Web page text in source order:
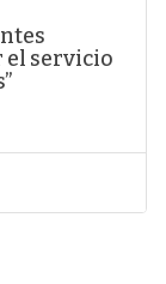
el servicio